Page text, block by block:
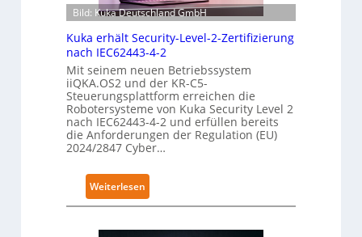
Bild: Kuka Deutschland GmbH
Kuka erhält Security-Level-2-Zertifizierung
nach IEC62443-4-2
Mit seinem neuen Betriebssystem
iiQKA.OS2 und der KR-C5-
Steuerungsplattform erreichen die
Robotersysteme von Kuka Security Level 2
nach IEC62443-4-2 und erfüllen bereits
die Anforderungen der Regulation (EU)
2024/2847 Cyber…
Weiterlesen:
K